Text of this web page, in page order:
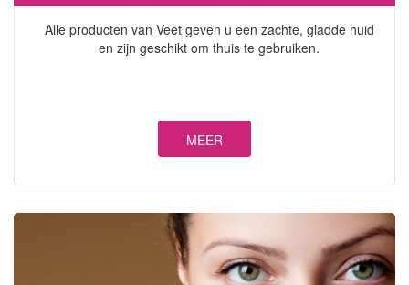
Alle producten van Veet geven u een zachte, gladde huid
en zijn geschikt om thuis te gebruiken.
MEER